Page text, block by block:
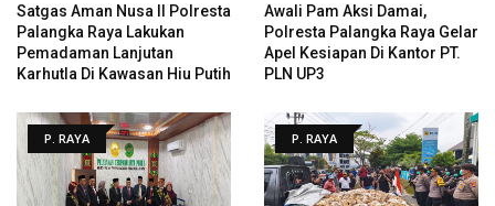
Satgas Aman Nusa II Polresta
Palangka Raya Lakukan
Pemadaman Lanjutan
Karhutla Di Kawasan Hiu Putih
Awali Pam Aksi Damai,
Polresta Palangka Raya Gelar
Apel Kesiapan Di Kantor PT.
PLN UP3
P. RAYA P. RAYA